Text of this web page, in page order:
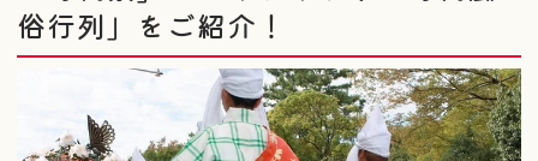
俗行列」をご紹介！